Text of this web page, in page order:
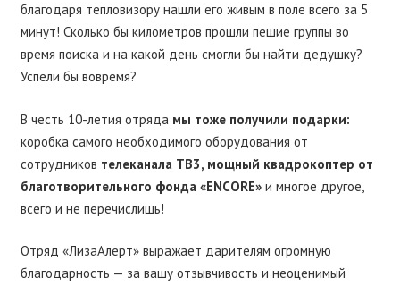
благодаря тепловизору нашли его живым в поле всего за 5
минут! Сколько бы километров прошли пешие группы во
время поиска и на какой день смогли бы найти дедушку?
Успели бы вовремя?
В честь 10-летия отряда мы тоже получили подарки:
коробка самого необходимого оборудования от
сотрудников телеканала ТВ3, мощный квадрокоптер от
благотворительного фонда «ENCORE»и многое другое,
всего и не перечислишь!
Отряд «ЛизаАлерт» выражает дарителям огромную
благодарность — за вашу отзывчивость и неоценимый